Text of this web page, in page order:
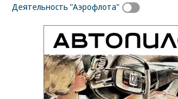
Деятельность "Аэрофлота"